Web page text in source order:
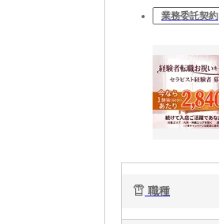
業務委託契約
職種